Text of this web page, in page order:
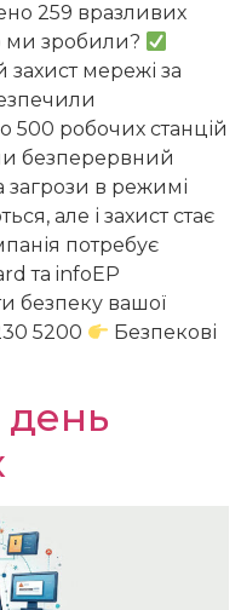
259 вразливих
ми зробили?
мережі за
500 робочих станцій
безперервний
загрози в режимі
але і захист стає
потребує
та infoEP
безпеку вашої
5200
Безпекові